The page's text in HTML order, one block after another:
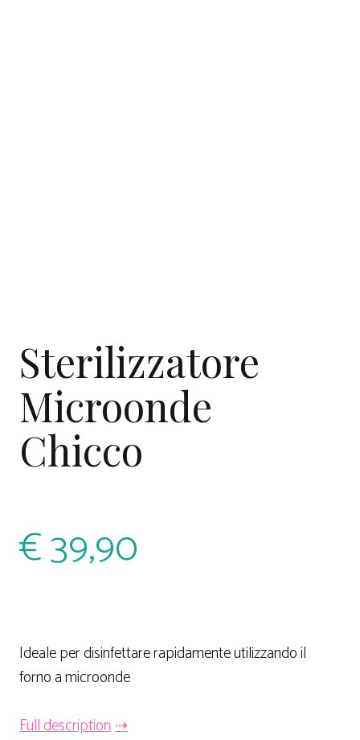
Sterilizzatore
Microonde
Chicco
€39,90
Ideale per disinfettare rapidamente utilizzando il
forno a microonde
Full description